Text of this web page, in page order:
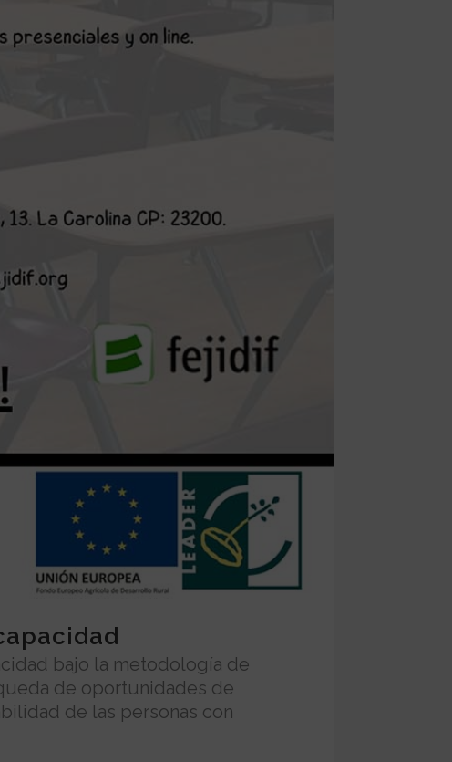
bajo la metodología de
de oportunidades de
de las personas con